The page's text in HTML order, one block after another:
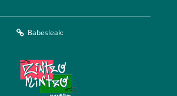
Babesleak: